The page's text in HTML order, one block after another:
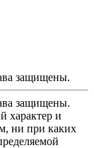
защищены.
защищены.
характер и
ни при каких